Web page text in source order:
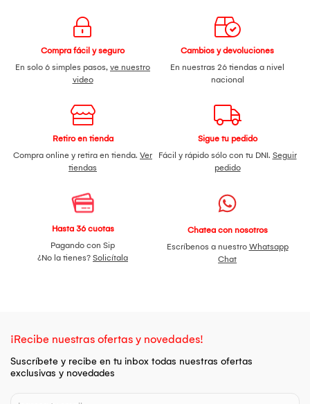
Compra fácil y seguro
En solo 6 simples pasos, ve nuestro
video
Cambios y devoluciones
En nuestras 26 tiendas a nivel
nacional
Retiro en tienda
Compra online y retira en tienda. Ver
tiendas
Sigue tu pedido
Fácil y rápido sólo con tu DNI. Seguir
pedido
Hasta 36 cuotas
Pagando con Sip
¿No la tienes? Solicítala
Chatea con nosotros
Escríbenos a nuestro Whatsapp
Chat
¡Recibe nuestras ofertas y novedades!
Suscríbete y recibe en tu inbox todas nuestras ofertas
exclusivas y novedades